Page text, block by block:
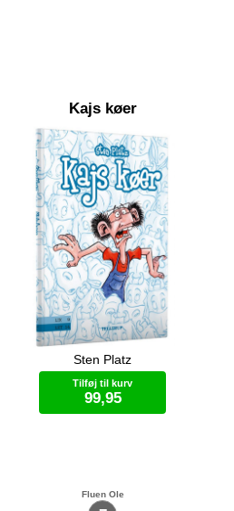
Kajs køer
Kaj mister sine køer da de bliver ramt
af et lyn. Næste dag er hele hans hus
fyldt med køer. Hvad er der sket?
Sten Platz
Tilføj til kurv
99,95
Fluen Ole